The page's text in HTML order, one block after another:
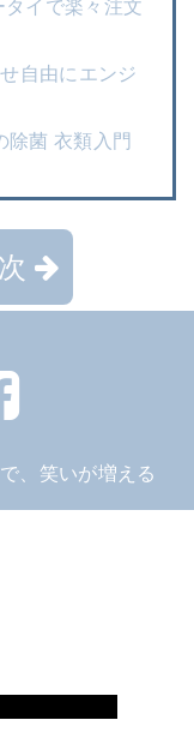
イで楽々注文
自由にエンジ
除菌 衣類入門
次
、笑いが増える